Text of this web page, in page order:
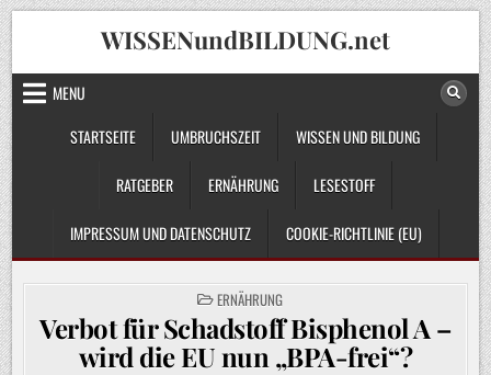
Skip
to
content
WISSENundBILDUNG.net
MENU
STARTSEITE
UMBRUCHSZEIT WISSEN UND BILDUNG
RATGEBER ERNÄHRUNG LESESTOFF
IMPRESSUM UND DATENSCHUTZ COOKIE-RICHTLINIE (EU)
POSTED
IN
ERNÄHRUNG
Verbot für Schadstoff Bisphenol A –
wird die EU nun „BPA-frei“?